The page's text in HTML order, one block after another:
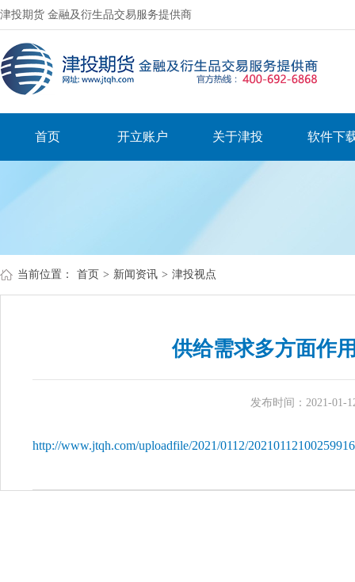
津投期货 金融及衍生品交易服务提供商
首页 开立账户 关于津投 软件下
当前位置： 首页 > 新闻资讯 > 津投视点
供给需求多方面作
发布时间：2021-01-
http://www.jtqh.com/uploadfile/2021/0112/